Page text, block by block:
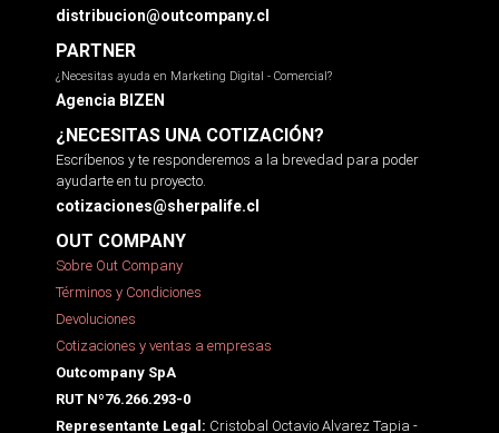
distribucion@outcompany.cl
PARTNER
¿Necesitas ayuda en Marketing Digital - Comercial?
Agencia BIZEN
¿NECESITAS UNA COTIZACIÓN?
Escríbenos y te responderemos a la brevedad para poder
ayudarte en tu proyecto.
cotizaciones@sherpalife.cl
OUT COMPANY
Sobre Out Company
Términos y Condiciones
Devoluciones
Cotizaciones y ventas a empresas
Outcompany SpA
RUT Nº76.266.293-0
Representante Legal: Cristobal Octavio Alvarez Tapia -